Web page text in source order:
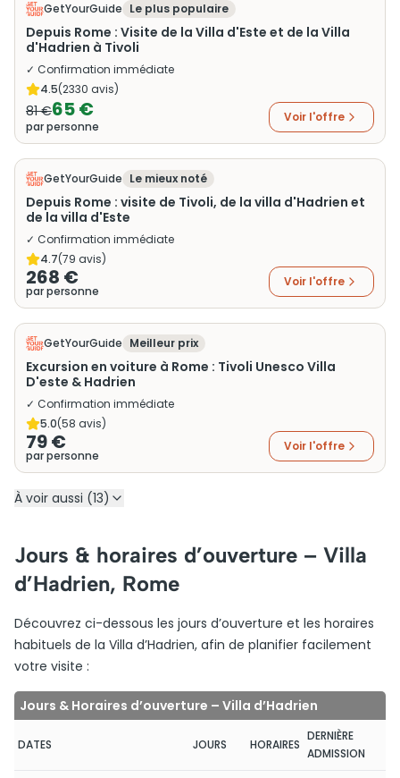
GetYourGuide Le plus populaire
Depuis Rome : Visite de la Villa d'Este et de la Villa
d'Hadrien à Tivoli
✓ Confirmation immédiate
4.5(2330 avis)
81 €65 €
par personne
Voir l'offre
GetYourGuide Le mieux noté
Depuis Rome : visite de Tivoli, de la villa d'Hadrien et
de la villa d'Este
✓ Confirmation immédiate
4.7(79 avis)
268 €
par personne
Voir l'offre
GetYourGuide Meilleur prix
Excursion en voiture à Rome : Tivoli Unesco Villa
D'este & Hadrien
✓ Confirmation immédiate
5.0(58 avis)
79 €
par personne
Voir l'offre
À voir aussi (13)
Jours & horaires d’ouverture – Villa
d’Hadrien, Rome
Découvrez ci-dessous les jours d’ouverture et les horaires
habituels de la Villa d’Hadrien, afin de planifier facilement
votre visite :
Jours & Horaires d’ouverture – Villa d’Hadrien
DATES JOURS HORAIRES
DERNIÈRE
ADMISSION